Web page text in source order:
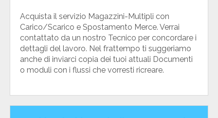
Acquista il servizio Magazzini-Multipli con
Carico/Scarico e Spostamento Merce. Verrai
contattato da un nostro Tecnico per concordare i
dettagli del lavoro. Nel frattempo ti suggeriamo
anche di inviarci copia dei tuoi attuali Documenti
o moduli con i flussi che vorresti ricreare.